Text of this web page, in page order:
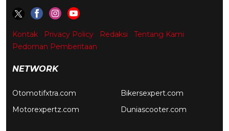
Kontak Privacy Policy Redaksi
Tentang Kami
Pedoman Pemberitaan
NETWORK
Otomotifxtra.com
Motorexpertz.com
Bikersexpert.com
Duniascooter.com